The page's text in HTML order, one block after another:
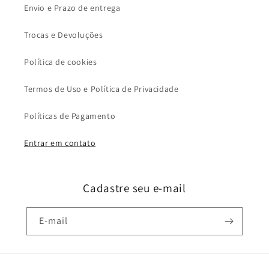
Envio e Prazo de entrega
Trocas e Devoluções
Política de cookies
Termos de Uso e Política de Privacidade
Políticas de Pagamento
Entrar em contato
Cadastre seu e-mail
E-mail